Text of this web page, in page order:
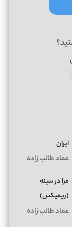
ایران
عماد طالب زاده
مرا در سینه
(ریمیکس)
عماد طالب زاده